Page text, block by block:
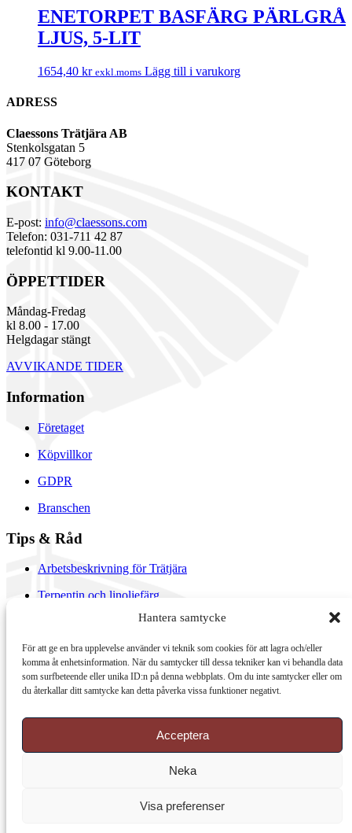
Hantera samtycke
För att ge en bra upplevelse använder vi teknik som cookies för att lagra och/eller
komma åt enhetsinformation. När du samtycker till dessa tekniker kan vi behandla data
som surfbeteende eller unika ID:n på denna webbplats. Om du inte samtycker eller om
du återkallar ditt samtycke kan detta påverka vissa funktioner negativt.
Acceptera
Neka
Visa preferenser
ENETORPET BASFÄRG PÄRLGRÅ
LJUS, 5-LIT
1654,40 kr exkl.moms Lägg till i varukorg
ADRESS
Claessons Trätjära AB
Stenkolsgatan 5
417 07 Göteborg
KONTAKT
E-post: info@claessons.com
Telefon: 031-711 42 87
telefontid kl 9.00-11.00
ÖPPETTIDER
Måndag-Fredag
kl 8.00 - 17.00
Helgdagar stängt
AVVIKANDE TIDER
Information
Företaget
Köpvillkor
GDPR
Branschen
Tips & Råd
Arbetsbeskrivning för Trätjära
Terpentin och linoljefärg
Träolja, linolja och byggnadsvård
Träbåtar